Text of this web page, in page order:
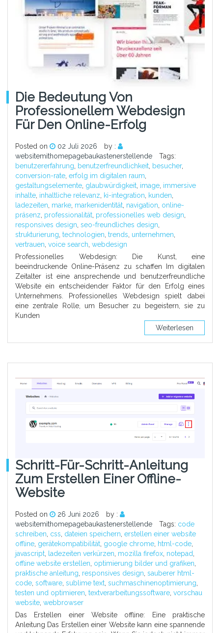
Die Bedeutung Von
Professionellem Webdesign
Für Den Online-Erfolg
Posted on 02 Juli 2026
by :
websitemithomepagebaukastenerstellende
Tags:
benutzererfahrung, benutzerfreundlichkeit, besucher,
conversion-rate, erfolg im digitalen raum,
gestaltungselemente, glaubwürdigkeit, image, immersive
inhalte, inhaltliche relevanz, ki-integration, kunden,
ladezeiten, marke, markenidentität, navigation, online-
präsenz, professionalität, professionelles web design,
responsives design, seo-freundliches design,
strukturierung, technologien, trends, unternehmen,
vertrauen, voice search, webdesign
Professionelles Webdesign: Die Kunst, eine
beeindruckende Online-Präsenz zu schaffen Im digitalen
Zeitalter ist eine ansprechende und benutzerfreundliche
Website ein entscheidender Faktor für den Erfolg eines
Unternehmens. Professionelles Webdesign spielt dabei
eine zentrale Rolle, um Besucher zu begeistern, sie zu
Kunden
Weiterlesen
Schritt-Für-Schritt-Anleitung
Zum Erstellen Einer Offline-
Website
Posted on 26 Juni 2026
by :
websitemithomepagebaukastenerstellende
Tags: code
schreiben, css, dateien speichern, erstellen einer website
offline, gerätekompatibilität, google chrome, html-code,
javascript, ladezeiten verkürzen, mozilla firefox, notepad,
offline website erstellen, optimierung bilder und grafiken,
praktische anleitung, responsives design, sauberer html-
code, software, sublime text, suchmaschinenoptimierung,
testen und optimieren, textverarbeitungssoftware, vorschau
website, webbrowser
Das Erstellen einer Website offline: Eine praktische
Anleitung Das Erstellen einer Website kann eine spannende